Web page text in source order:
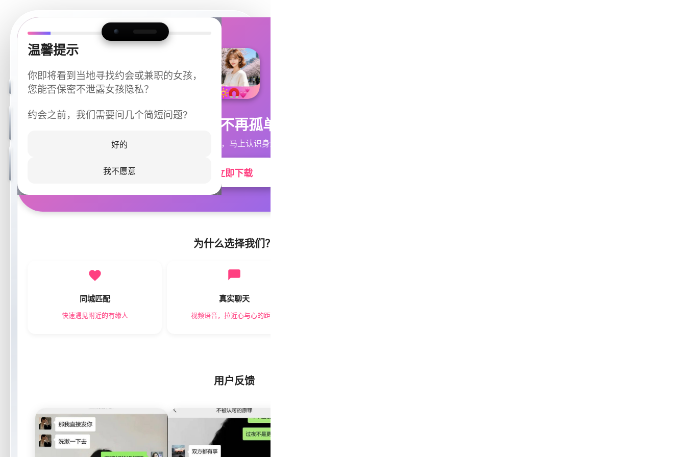
温馨提示
你即将看到当地寻找约会或兼职的女孩，
您能否保密不泄露女孩隐私？
约会之前，我们需要问几个简短问题?
好的
我不愿意
今晚不再孤单
同城快速匹配，马上认识身边的TA
立即下载
为什么选择我们？
同城匹配
快速遇见附近的有缘人
真实聊天
视频语音，拉近心与心的距离
用户反馈